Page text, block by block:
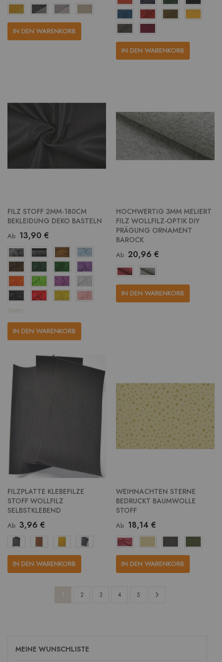
IN DEN WARENKORB
IN DEN WARENKORB
FILZ STOFF 2MM-180CM
BEKLEIDUNG DEKO BASTELN
Ab 13,90 €
Mehr
IN DEN WARENKORB
HOCHWERTIG 3MM MELIERT
FILZ WOLLFILZ-OPTIK DIY
PRÄGUNG ORNAMENT
BAROCK
Ab 20,96 €
IN DEN WARENKORB
FILZPLATTE KLEBEFILZE
STOFF WOLLFILZ
SELBSTKLEBEND
Ab 3,96 €
IN DEN WARENKORB
WEIHNACHTEN STERNE
BEDRUCKT BAUMWOLLE
STOFF
Ab 18,14 €
IN DEN WARENKORB
Seite
Sie
1 Seite
2 Seite
3 Seite
4 Seite
5
MEINE WUNSCHLISTE